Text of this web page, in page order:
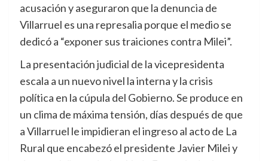
acusación y aseguraron que la denuncia de
Villarruel es una represalia porque el medio se
dedicó a “exponer sus traiciones contra Milei”.
La presentación judicial de la vicepresidenta
escala a un nuevo nivel la interna y la crisis
política en la cúpula del Gobierno. Se produce en
un clima de máxima tensión, días después de que
a Villarruel le impidieran el ingreso al acto de La
Rural que encabezó el presidente Javier Milei y